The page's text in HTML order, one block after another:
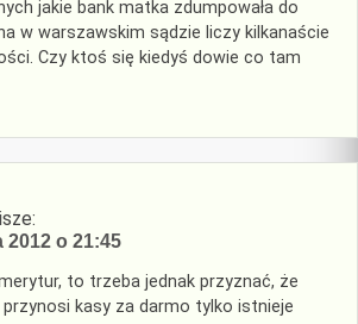
jakie bank matka zdumpowała do
w warszawskim sądzie liczy kilkanaście
Czy ktoś się kiedyś dowie co tam
2012 o 21:45
to trzeba jednak przyznać, że
kasy za darmo tylko istnieje